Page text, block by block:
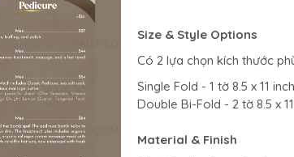
Size & Style Options
Có 2 lựa chọn kích thước
Single Fold - 1 tờ 8.5 x 11
Double Bi-Fold - 2 tờ 8.5 x
Material & Finish